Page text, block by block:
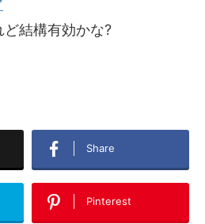
結構有効かな?
Share
Pinterest